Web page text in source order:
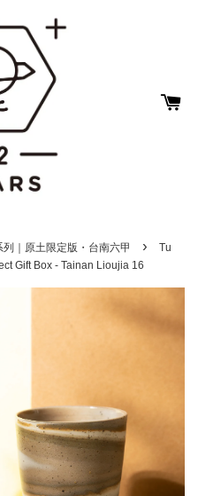
｜原土限定版・台南六甲 ›
Tu
Gift Box - Tainan Lioujia 16